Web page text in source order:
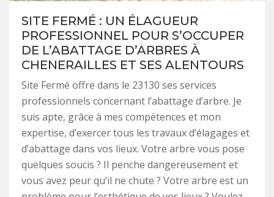
SITE FERMÉ : UN ÉLAGUEUR
PROFESSIONNEL POUR S’OCCUPER
DE L’ABATTAGE D’ARBRES À
CHENERAILLES ET SES ALENTOURS
Site Fermé offre dans le 23130 ses services
professionnels concernant l’abattage d’arbre. Je
suis apte, grâce à mes compétences et mon
expertise, d’exercer tous les travaux d’élagages et
d’abattage dans vos lieux. Votre arbre vous pose
quelques soucis ? Il penche dangereusement et
vous avez peur qu’il ne chute ? Votre arbre est un